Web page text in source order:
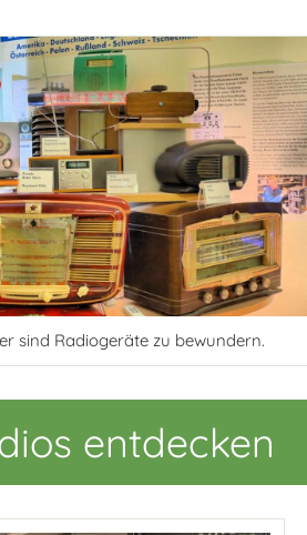
sind Radiogeräte zu bewundern.
entdecken